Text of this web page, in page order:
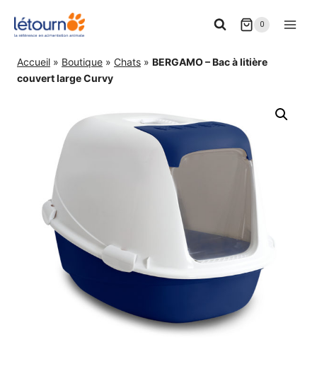
0
Accueil » Boutique » Chats » BERGAMO – Bac à litière
couvert large Curvy